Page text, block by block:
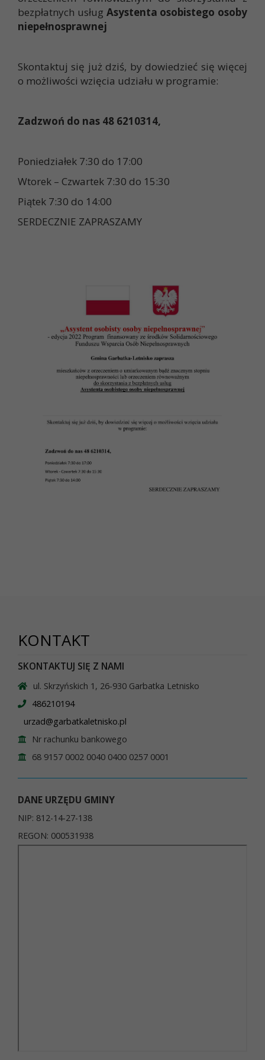
bezpłatnych usług Asystenta osobistego osoby
niepełnosprawnej
Skontaktuj się już dziś, by dowiedzieć się więcej
o możliwości wzięcia udziału w programie:
Zadzwoń do nas 48 6210314,
Poniedziałek 7:30 do 17:00
Wtorek – Czwartek 7:30 do 15:30
Piątek 7:30 do 14:00
SERDECZNIE ZAPRASZAMY
KONTAKT
SKONTAKTUJ SIĘ Z NAMI
ul. Skrzyńskich 1, 26-930 Garbatka Letnisko
486210194
urzad@garbatkaletnisko.pl
Nr rachunku bankowego
68 9157 0002 0040 0400 0257 0001
DANE URZĘDU GMINY
NIP: 812-14-27-138
REGON: 000531938